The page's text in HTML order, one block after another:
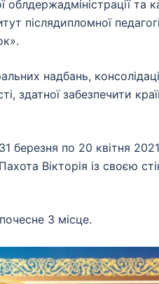
та
післядипломної
надбань,
забезпечити
березня по 20 квітня
Вікторія із своєю
3 місце.